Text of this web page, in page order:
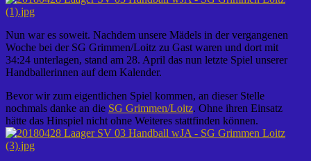
Nun war es soweit. Nachdem unsere Mädels in der vergangenen
Woche bei der SG Grimmen/Loitz zu Gast waren und dort mit
34:24 unterlagen, stand am 28. April das nun letzte Spiel unserer
Handballerinnen auf dem Kalender.
Bevor wir zum eigentlichen Spiel kommen, an dieser Stelle
nochmals danke an die SG Grimmen/Loitz. Ohne ihren Einsatz
hätte das Hinspiel nicht ohne Weiteres stattfinden können.